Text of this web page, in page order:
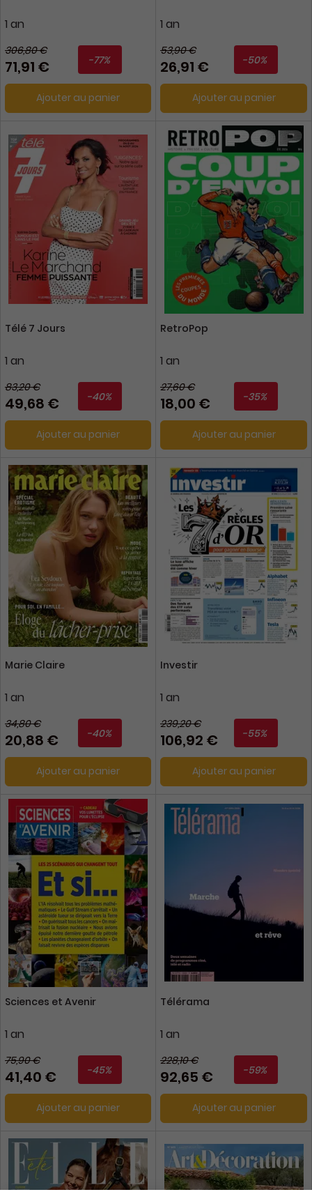
1 an
306,80 €
71,91 € -77%
Ajouter au panier
1 an
53,90 €
26,91 € -50%
Ajouter au panier
Télé 7 Jours
1 an
83,20 €
49,68 € -40%
Ajouter au panier
RetroPop
1 an
27,60 €
18,00 € -35%
Ajouter au panier
Marie Claire
1 an
34,80 €
20,88 € -40%
Ajouter au panier
Investir
1 an
239,20 €
106,92 € -55%
Ajouter au panier
Sciences et Avenir
1 an
75,90 €
41,40 € -45%
Ajouter au panier
Télérama
1 an
228,10 €
92,65 € -59%
Ajouter au panier